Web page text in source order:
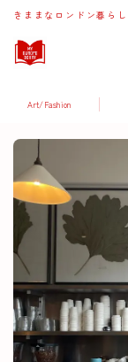
きままなロンドン暮ら
MENU
Food / Drink
Lifestyle
Travel
Art/Fashion